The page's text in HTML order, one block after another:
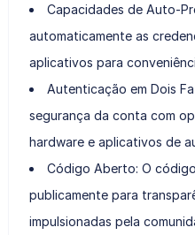
Capacidades de Auto-
automaticamente as
aplicativos para
Autenticação em Dois
segurança da conta com
hardware e aplicativos de
Código Aberto: O
publicamente para
impulsionadas pela